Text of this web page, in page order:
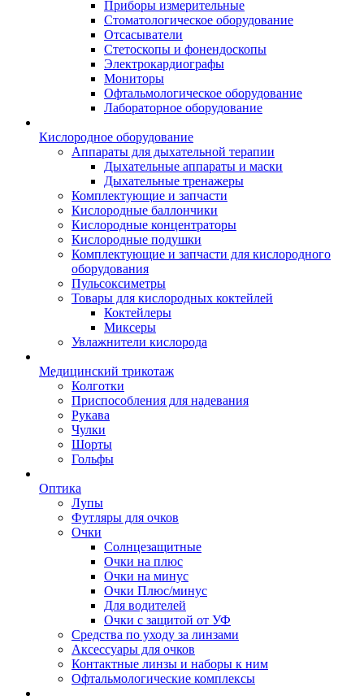
Приборы измерительные
Стоматологическое оборудование
Отсасыватели
Стетоскопы и фонендоскопы
Электрокардиографы
Мониторы
Офтальмологическое оборудование
Лабораторное оборудование
Кислородное оборудование
Аппараты для дыхательной терапии
Дыхательные аппараты и маски
Дыхательные тренажеры
Комплектующие и запчасти
Кислородные баллончики
Кислородные концентраторы
Кислородные подушки
Комплектующие и запчасти для кислородного
оборудования
Пульсоксиметры
Товары для кислородных коктейлей
Коктейлеры
Миксеры
Увлажнители кислорода
Медицинский трикотаж
Колготки
Приспособления для надевания
Рукава
Чулки
Шорты
Гольфы
Оптика
Лупы
Футляры для очков
Очки
Солнцезащитные
Очки на плюс
Очки на минус
Очки Плюс/минус
Для водителей
Очки с защитой от УФ
Средства по уходу за линзами
Аксессуары для очков
Контактные линзы и наборы к ним
Офтальмологические комплексы